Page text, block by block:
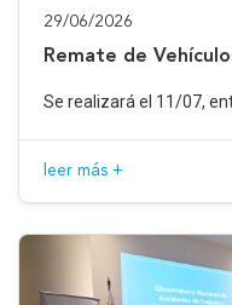
29/06/2026
Remate de
Se realizará el 11/07,
leer más +